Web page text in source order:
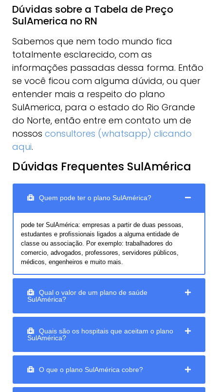
Dúvidas sobre a Tabela de Preço
SulAmerica no RN
Sabemos que nem todo mundo fica
totalmente esclarecido, com as
informações passadas dessa forma. Então
se você ficou com alguma dúvida, ou quer
entender mais a respeito do plano
SulAmerica, para o estado do Rio Grande
do Norte, então entre em contato um de
nossos consultores (whatsapp) clicando
aqui.
Dúvidas Frequentes SulAmérica
Quem pode ter o plano SulAmérica?
pode ter SulAmérica: empresas a partir de duas pessoas,
estudantes e profissionais ligados a alguma entidade de
classe ou associação. Por exemplo: trabalhadores do
comercio, advogados, professores, servidores públicos,
médicos, engenheiros e muito mais.
Qual o valor de um plano de saúde
SulAmérica?
Quais são os hospitais que aceitam o plano
SulAmérica?
O que o plano SulAmérica cobre?